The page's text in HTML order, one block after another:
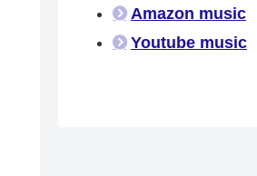
Amazon music
Youtube music